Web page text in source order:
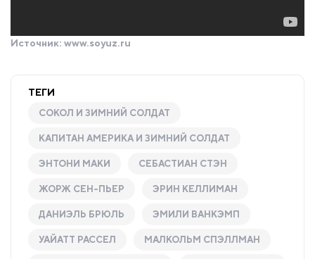
Источник: www.soyuz.ru
ТЕГИ
СОКОЛ И ЗИМНИЙ СОЛДАТ
КАПИТАН АМЕРИКА И ЗИМНИЙ СОЛДАТ
ЭНТОНИ МАКИ СЕБАСТИАН СТЭН
ЖОРЖ СЕН-ПЬЕР ЭРИН КЕЛЛИМАН
ДАНИЭЛЬ БРЮЛЬ ЭМИЛИ ВАНКЭМП
УАЙАТТ РАССЕЛ МАЛКОЛЬМ СПЭЛЛМАН